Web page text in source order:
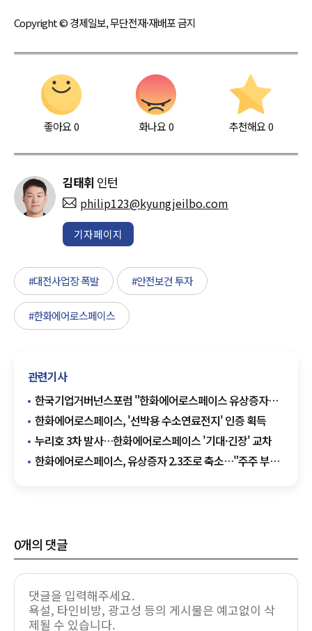
Copyright © 경제일보, 무단전재·재배포 금지
좋아요0 화나요0 추천해요 0
김태휘 인턴
philip123@kyungjeilbo.com
기자페이지
#대전사업장 폭발 #안전보건 투자
#한화에어로스페이스
관련기사
한국기업거버넌스포럼 "한화에어로스페이스 유상증자는
주주가치 훼손"
한화에어로스페이스, '선박용 수소연료전지' 인증 획득
누리호 3차 발사…한화에어로스페이스 '기대·긴장' 교차
한화에어로스페이스, 유상증자 2.3조로 축소…"주주 부담
0개의 댓글